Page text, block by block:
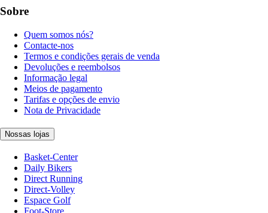
Sobre
Quem somos nós?
Contacte-nos
Termos e condições gerais de venda
Devoluções e reembolsos
Informação legal
Meios de pagamento
Tarifas e opções de envio
Nota de Privacidade
Nossas lojas
Basket-Center
Daily Bikers
Direct Running
Direct-Volley
Espace Golf
Foot-Store